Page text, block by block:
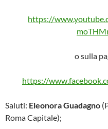
https://
o sulla
https://
Saluti: Eleonora Guadagno
Roma Capitale);